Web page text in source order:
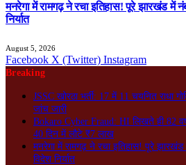
मनरेगा में रामगढ़ ने रचा इतिहास! पूरे झारखंड
निर्यात
August 5, 2026
Facebook X (Twitter) Instagram
Breaking
JSSC खोरठा भर्ती: 17 में 11 चयनित राधा
जांच जारी
Bokaro Cyber Fraud: HI लिखते ही 82
40 दिन में लौटे ₹7 लाख
मनरेगा में रामगढ़ ने रचा इतिहास! पूरे
विदेश निर्यात